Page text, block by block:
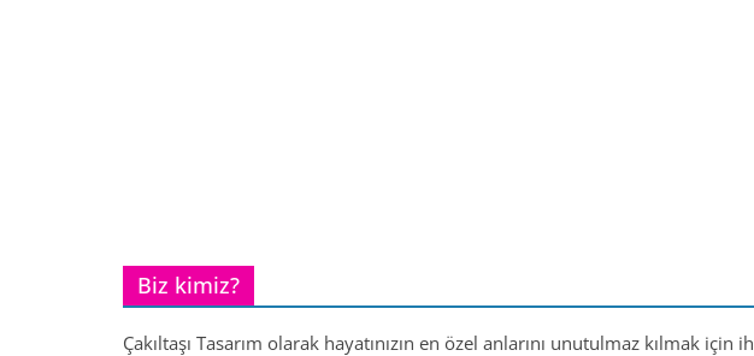
Biz kimiz?
Çakıltaşı Tasarım olarak hayatınızın en özel anlarını unutulmaz kılmak